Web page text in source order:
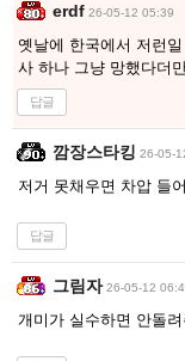
erdf 26-05-12 05:39
옛날에 한국에서 저런
사 하나 그냥 망했다더
답글
깜장스타킹 26-05-
저거 못채우면 차압 들
답글
그림자 26-05-12
개미가 실수하면 안돌